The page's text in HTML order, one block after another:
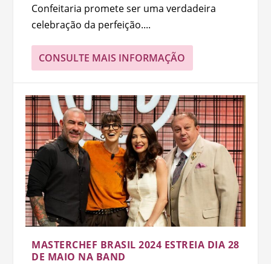
Confeitaria promete ser uma verdadeira
celebração da perfeição....
CONSULTE MAIS INFORMAÇÃO
MASTERCHEF BRASIL 2024 ESTREIA DIA 28
DE MAIO NA BAND